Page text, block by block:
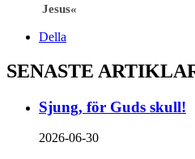
Jesus«
Della
SENASTE
Sjung, för Guds skull!
2026-06-30